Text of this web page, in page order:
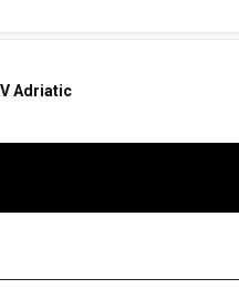
Adriatic